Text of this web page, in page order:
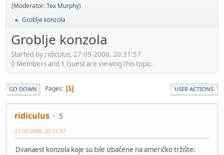
(Moderator:Tex Murphy)
► Groblje konzola
Groblje konzola
Started by ridiculus, 27-09-2008, 20:31:57
0 Members and 1 Guest are viewing this topic.
GO DOWN Pages 1 USER ACTIONS
ridiculus 5
27-09-2008, 20:31:57
Dvanaest konzola koje su bile izbačene na američko tržište: